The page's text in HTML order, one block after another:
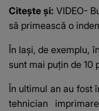
Citește și: VIDEO-
să primească o
În Iași, de exemplu,
sunt mai puțin de 10
În ultimul an au fost
tehnician